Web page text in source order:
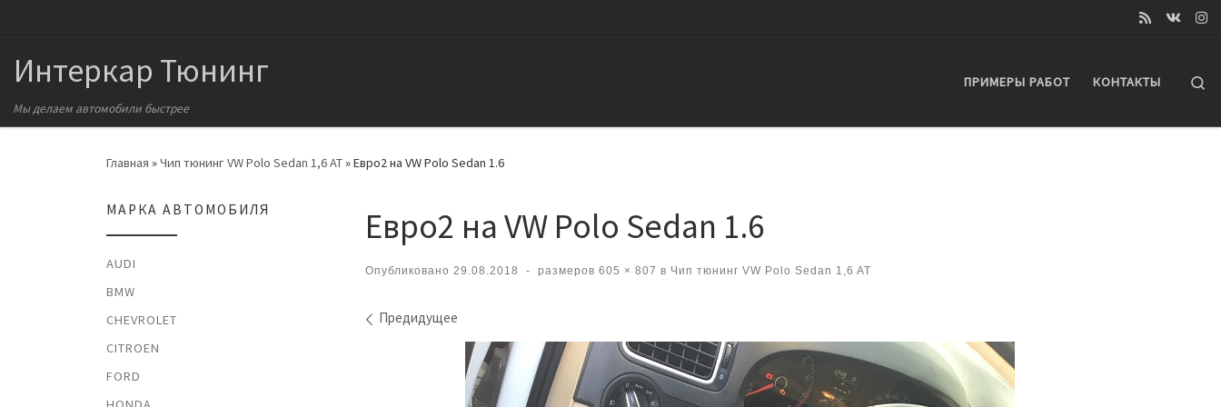
Интеркар Тюнинг
Мы делаем автомобили быстрее
ПРИМЕРЫ РАБОТ КОНТАКТЫ
Главная »Чип тюнинг VW Polo Sedan 1,6 AT»Евро2 на VW Polo Sedan 1.6
Евро2 на VW Polo Sedan 1.6
Опубликовано 29.08.2018 - размеров 605 × 807 в Чип тюнинг VW Polo Sedan 1,6 AT
Навигация по изображениям
Предидущее
МАРКА АВТОМОБИЛЯ
AUDI
BMW
CHEVROLET
CITROEN
FORD